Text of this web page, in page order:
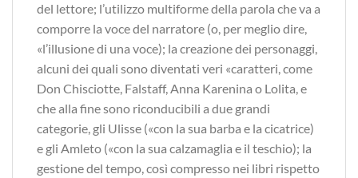
del lettore; l’utilizzo multiforme della parola che va a
comporre la voce del narratore (o, per meglio dire,
«l’illusione di una voce); la creazione dei personaggi,
alcuni dei quali sono diventati veri «caratteri, come
Don Chisciotte, Falstaff, Anna Karenina o Lolita, e
che alla fine sono riconducibili a due grandi
categorie, gli Ulisse («con la sua barba e la cicatrice)
e gli Amleto («con la sua calzamaglia e il teschio); la
gestione del tempo, così compresso nei libri rispetto